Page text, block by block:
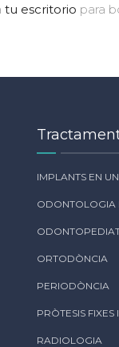
tu escritorio para
IMPLANTS EN
ODONTOLOGIA
ORTODÒNCIA
PERIODÒNCIA
PRÒTESIS
RADIOLOGIA